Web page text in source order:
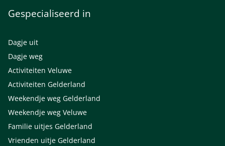
Gespecialiseerd in
Dagje uit
Dagje weg
Activiteiten Veluwe
Activiteiten Gelderland
Weekendje weg Gelderland
Weekendje weg Veluwe
Familie uitjes Gelderland
Vrienden uitje Gelderland